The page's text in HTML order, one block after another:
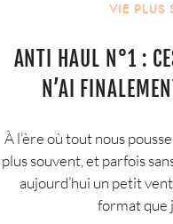
VIE PLUS
ANTI HAUL N°1 :
N’AI
À l’ère où tout nous
plus souvent, et parfois
aujourd’hui un petit
format que